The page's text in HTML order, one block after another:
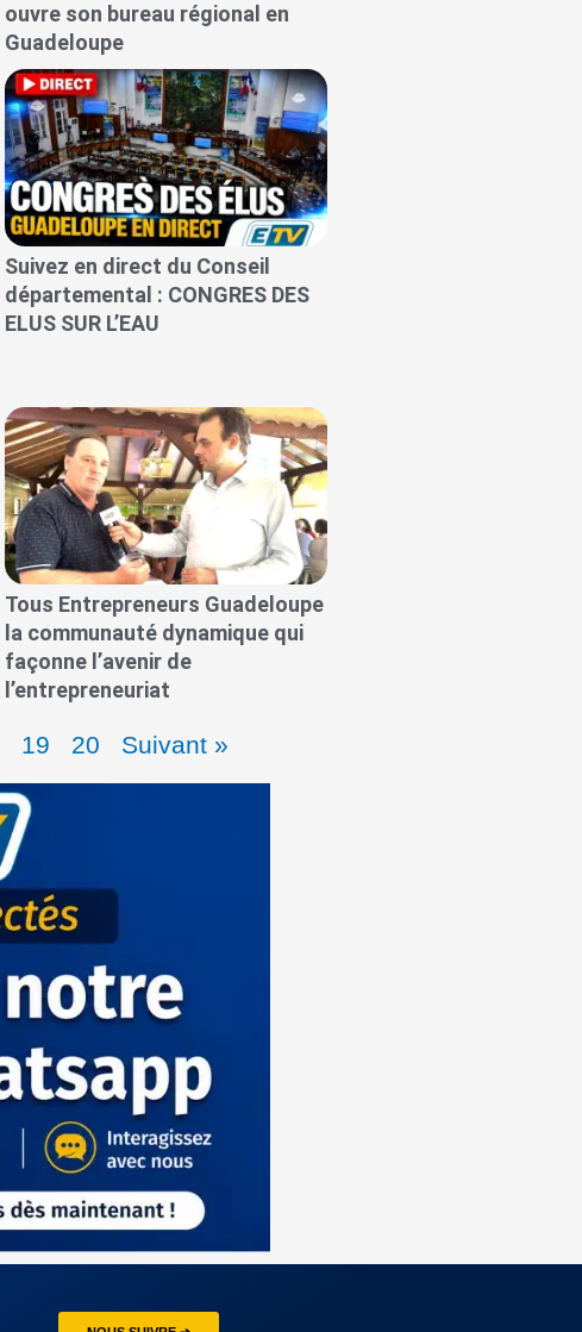
ouvre son bureau régional en
Guadeloupe
Suivez en direct du Conseil
départemental : CONGRES DES
ELUS SUR L’EAU
Tous Entrepreneurs Guadeloupe
la communauté dynamique qui
façonne l’avenir de
l’entrepreneuriat
19 20 Suivant »